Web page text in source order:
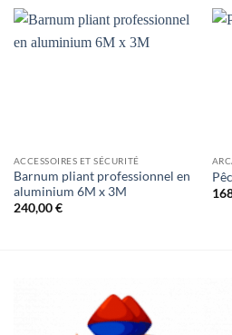
ACCESSOIRES ET SÉCURITÉ
Barnum pliant professionnel en
aluminium 6M x 3M
240,00€